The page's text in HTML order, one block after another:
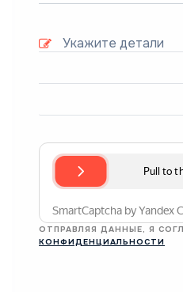
ОТПРАВЛЯЯ ДАННЫЕ, Я
КОНФИДЕНЦИАЛЬНОСТИ